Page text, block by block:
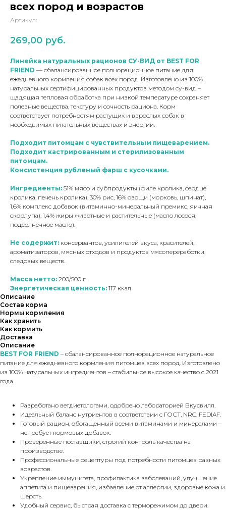
всех пород и возрастов
Артикул:
269,00 руб.
Линейка натуральных рационов СУ-ВИД от BEST FOR
FRIEND — сбалансированное полнорационное питание для
ежедневного кормления собак всех пород. Изготовлено из 100%
натуральных сертифицированных продуктов методом су-вид –
щадящая тепловая обработка при низкой температуре сохраняет
полезные вещества, текстуру и сочность рациона. Корм
соответствует потребностям растущих и взрослых собак в
необходимых питательных веществах и энергии.
Подходит питомцам с чувствительным пищеварением.
Подходит кастрированным и стерилизованным
питомцам.
Консистенция рубленый фарш с кусочками.
Ингредиенты: 51% мясо и субпродукты (филе кролика, сердце
кролика, печень кролика), 30% рис, 16% овощи (морковь, шпинат),
1,6% комплекс добавок (витаминно-минеральный премикс, яичная
скорлупа), 1,4% жиры животные и растительные (масло лосося,
подсолнечное масло).
Не содержит: консервантов, усилителей вкуса, красителей,
ароматизаторов, мясных отходов и продуктов мясопереработки,
следовых веществ.
Масса нетто: 200/500 г
Энергетическая ценность: 117 ккал
Описание
Состав корма
Нормы кормления
Как хранить
Как кормить
Доставка
Описание
BEST FOR FRIEND – сбалансированное полнорационное натуральное
питание для ежедневного кормления питомцев всех пород. Изготовлено
из 100% натуральных ингредиентов – стабильное высокое качество с 2021
года.
Разработано ветдиетологами, одобрено лабораторией Вкусвилл.
Идеальный баланс нутриентов в соответствии с ГОСТ, NRC, FEDIAF.
Готовый рацион, обогащенный всеми витаминами и минералами –
не требует кормовых добавок.
Проверенные поставщики, строгий контроль качества на
производстве.
Профессиональные рецептуры под потребности питомцев разных
возрастов.
Укрепление иммунитета, профилактика заболеваний, улучшение
аппетита и пищеварения, избавление от аллергии, здоровые кожа и
шерсть.
Удобный сервис, быстрая доставка с терморежимом до двери.